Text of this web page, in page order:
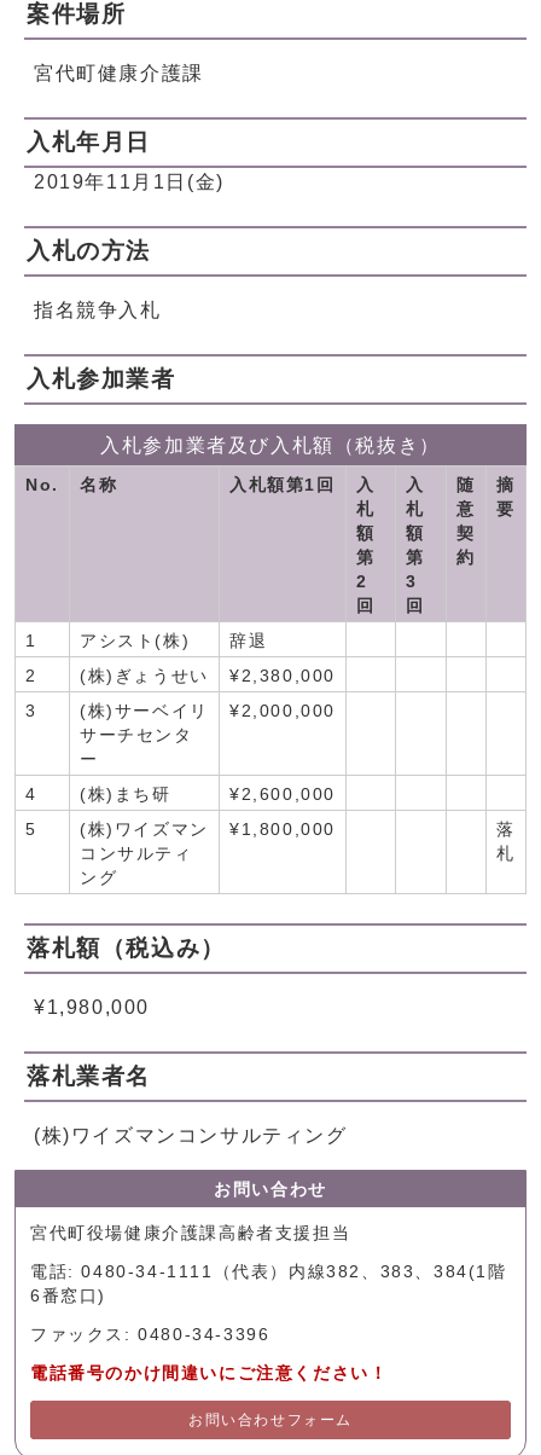
案件場所
宮代町健康介護課
入札年月日
2019年11月1日(金)
入札の方法
指名競争入札
入札参加業者
入札参加業者及び入札額（税抜き）
No. 名称 入札額第1回
入
札
額
第
2
回
入
札
額
第
3
回
随
意
契
約
摘
要
1 アシスト(株)
辞退
2
(株)ぎょうせい
¥2,380,000
3
(株)サーベイリ
サーチセンタ
ー
¥2,000,000
4 (株)まち研
¥2,600,000
5
(株)ワイズマン
コンサルティ
ング
¥1,800,000
落
札
落札額（税込み）
¥1,980,000
落札業者名
(株)ワイズマンコンサルティング
お問い合わせ
宮代町役場健康介護課高齢者支援担当
電話: 0480-34-1111（代表）内線382、383、384(1階
6番窓口)
ファックス: 0480-34-3396
電話番号のかけ間違いにご注意ください！
お問い合わせフォーム